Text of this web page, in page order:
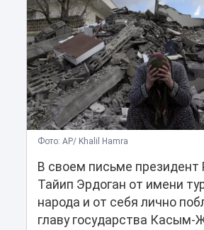
Фото: AP/ Khalil Hamra
В своем письме
Тайип Эрдоган от имени
народа и от себя лично
главу государства Касым-